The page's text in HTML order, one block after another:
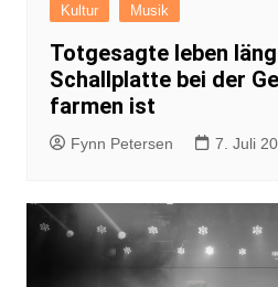
Kultur Musik
Totgesagte leben
Schallplatte bei der
farmen ist
Fynn Petersen 7. Juli